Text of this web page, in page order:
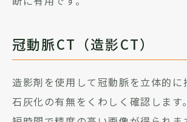
冠動脈CT（造影CT）
造影剤を使用して冠動脈を立体的に
石灰化の有無をくわしく確認します。